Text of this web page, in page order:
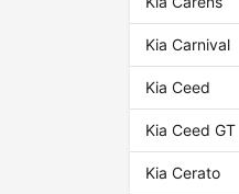
Kia Carnival
Kia Ceed
Kia Ceed GT
Kia Cerato